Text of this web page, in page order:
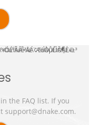
the FAQ list. If you
support@dnake.com.